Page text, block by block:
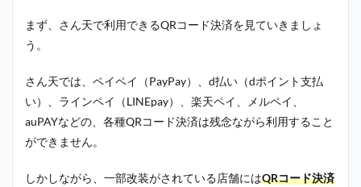
まず、さん天で利用できるQRコード決済を見ていきましょ
う。
さん天では、ペイペイ（PayPay）、d払い（dポイント支払
い）、ラインペイ（LINEpay）、楽天ペイ、メルペイ、
auPAYなどの、各種QRコード決済は残念ながら利用すること
ができません。
しかしながら、一部改装がされている店舗にはQRコード決済